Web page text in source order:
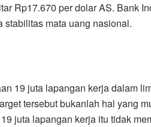
Rp17.670 per dolar AS. Bank
mata uang nasional.
19 juta lapangan kerja dalam
tersebut bukanlah hal yang
juta lapangan kerja itu tidak